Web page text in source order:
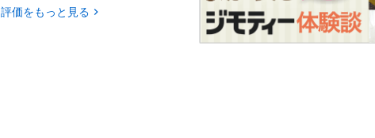
評価をもっと見る